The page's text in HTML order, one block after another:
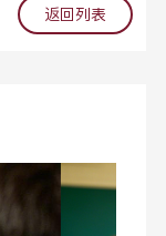
返回列表